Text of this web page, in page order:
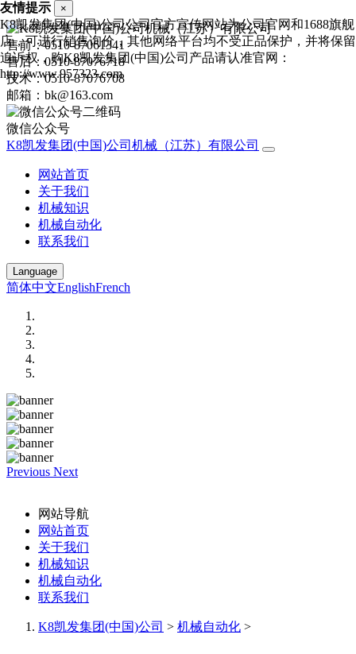
售前：0510-87061341
售后：0510-87076718
技术：0510-87076708
邮箱：bk@163.com
微信公众号
K8凯发集团(中国)公司机械（江苏）有限公司
网站首页
关于我们
机械知识
机械自动化
联系我们
Language
简体中文EnglishFrench
Previous Next
网站导航
网站首页
关于我们
机械知识
机械自动化
联系我们
K8凯发集团(中国)公司 > 机械自动化 >
友情提示 ×
K8凯发集团(中国)公司公司官方宣传网站为公司官网和1688旗舰
店，可进行销售询价，其他网络平台均不受正品保护，并将保留
追诉权，购K8凯发集团(中国)公司产品请认准官网：
http://www.957323.com